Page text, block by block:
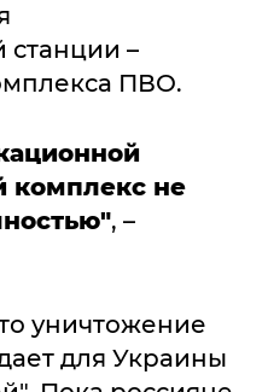
–
ПВО.
комплекс не
, –
уничтожение
для Украины